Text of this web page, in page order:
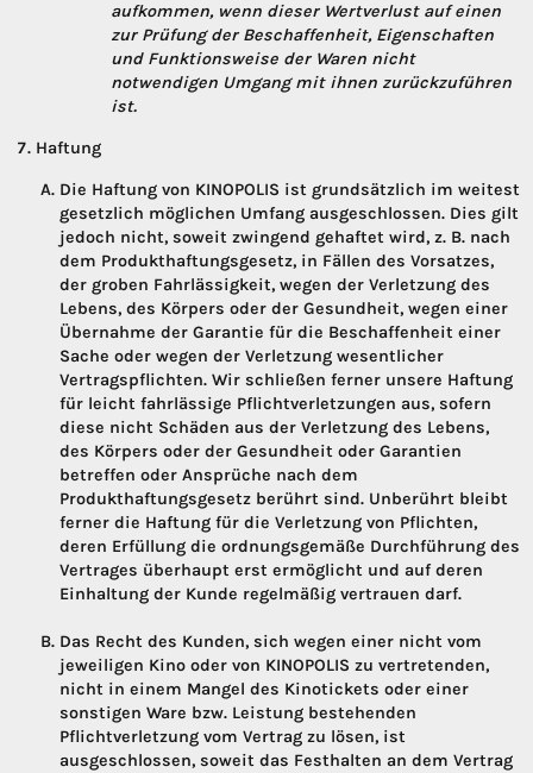
aufkommen, wenn dieser Wertverlust auf einen
zur Prüfung der Beschaffenheit, Eigenschaften
und Funktionsweise der Waren nicht
notwendigen Umgang mit ihnen zurückzuführen
ist.
Haftung
Die Haftung von KINOPOLIS ist grundsätzlich im weitest
gesetzlich möglichen Umfang ausgeschlossen. Dies gilt
jedoch nicht, soweit zwingend gehaftet wird, z. B. nach
dem Produkthaftungsgesetz, in Fällen des Vorsatzes,
der groben Fahrlässigkeit, wegen der Verletzung des
Lebens, des Körpers oder der Gesundheit, wegen einer
Übernahme der Garantie für die Beschaffenheit einer
Sache oder wegen der Verletzung wesentlicher
Vertragspflichten. Wir schließen ferner unsere Haftung
für leicht fahrlässige Pflichtverletzungen aus, sofern
diese nicht Schäden aus der Verletzung des Lebens,
des Körpers oder der Gesundheit oder Garantien
betreffen oder Ansprüche nach dem
Produkthaftungsgesetz berührt sind. Unberührt bleibt
ferner die Haftung für die Verletzung von Pflichten,
deren Erfüllung die ordnungsgemäße Durchführung des
Vertrages überhaupt erst ermöglicht und auf deren
Einhaltung der Kunde regelmäßig vertrauen darf.
Das Recht des Kunden, sich wegen einer nicht vom
jeweiligen Kino oder von KINOPOLIS zu vertretenden,
nicht in einem Mangel des Kinotickets oder einer
sonstigen Ware bzw. Leistung bestehenden
Pflichtverletzung vom Vertrag zu lösen, ist
ausgeschlossen, soweit das Festhalten an dem Vertrag